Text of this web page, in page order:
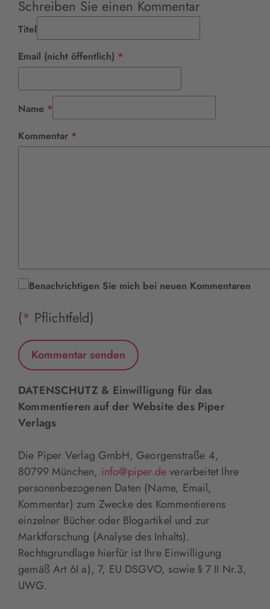
Schreiben Sie einen Kommentar
Titel
Email (nicht öffentlich) *
Name *
Kommentar *
Benachrichtigen Sie mich bei neuen Kommentaren
(* Pflichtfeld)
DATENSCHUTZ & Einwilligung für das
Kommentieren auf der Website des Piper
Verlags
Die Piper Verlag GmbH, Georgenstraße 4,
80799 München, info@piper.deverarbeitet Ihre
personenbezogenen Daten (Name, Email,
Kommentar) zum Zwecke des Kommentierens
einzelner Bücher oder Blogartikel und zur
Marktforschung (Analyse des Inhalts).
Rechtsgrundlage hierfür ist Ihre Einwilligung
gemäß Art 6I a), 7, EU DSGVO, sowie § 7 II Nr.3,
UWG.